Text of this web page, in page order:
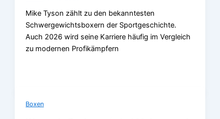
Mike Tyson zählt zu den bekanntesten
Schwergewichtsboxern der Sportgeschichte.
Auch 2026 wird seine Karriere häufig im Vergleich
zu modernen Profikämpfern
Boxen